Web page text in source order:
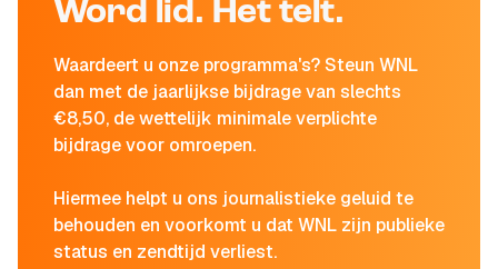
Word lid. Het telt.
Waardeert u onze programma's? Steun WNL
dan met de jaarlijkse bijdrage van slechts
€8,50, de wettelijk minimale verplichte
bijdrage voor omroepen.
Hiermee helpt u ons journalistieke geluid te
behouden en voorkomt u dat WNL zijn publieke
status en zendtijd verliest.